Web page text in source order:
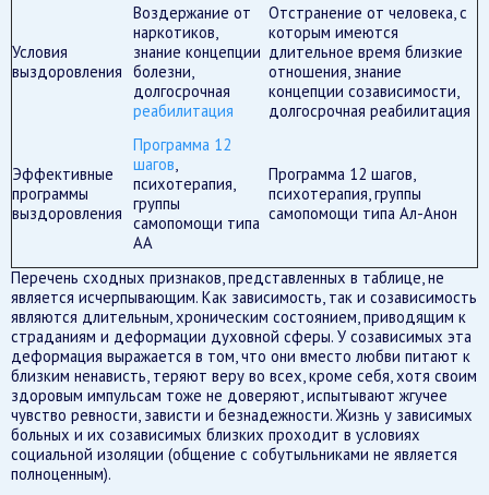
Условия
выздоровления
Воздержание от
наркотиков,
знание концепции
болезни,
долгосрочная
реабилитация
Отстранение от человека, с
которым имеются
длительное время близкие
отношения, знание
концепции созависимости,
долгосрочная реабилитация
Эффективные
программы
выздоровления
Программа 12
шагов,
психотерапия,
группы
самопомощи типа
АА
Программа 12 шагов,
психотерапия, группы
самопомощи типа Ал-Анон
Перечень сходных признаков, представленных в таблице, не
является исчерпывающим. Как зависимость, так и созависимость
являются длительным, хроническим состоянием, приводящим к
страданиям и деформации духовной сферы. У созависимых эта
деформация выражается в том, что они вместо любви питают к
близким ненависть, теряют веру во всех, кроме себя, хотя своим
здоровым импульсам тоже не доверяют, испытывают жгучее
чувство ревности, зависти и безнадежности. Жизнь у зависимых
больных и их созависимых близких проходит в условиях
социальной изоляции (общение с собутыльниками не является
полноценным).